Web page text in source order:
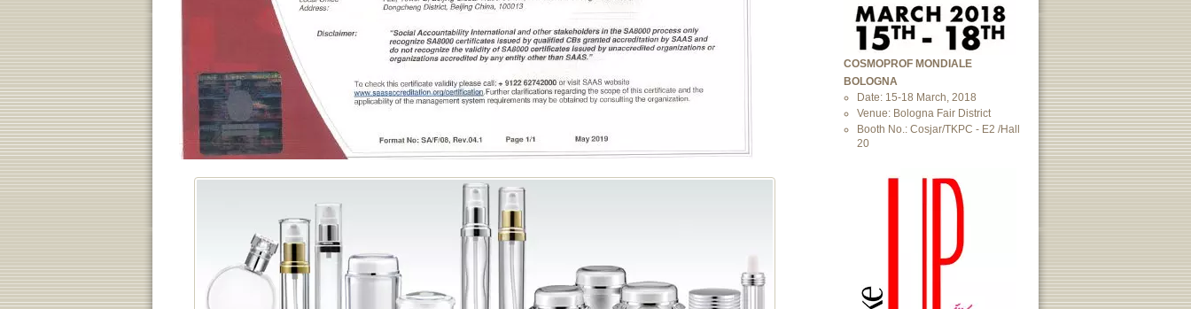
COSMOPROF MONDIALE
BOLOGNA
Date: 15-18 March, 2018
Venue: Bologna Fair District
Booth No.: Cosjar/TKPC - E2 /Hall
20